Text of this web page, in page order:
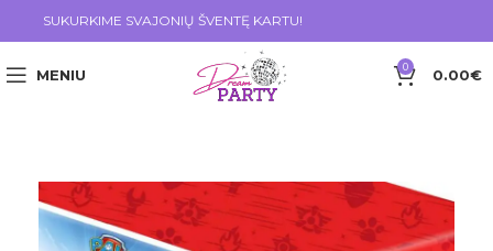
SUKURKIME SVAJONIŲ ŠVENTĘ KARTU!
MENIU 0 0.00€